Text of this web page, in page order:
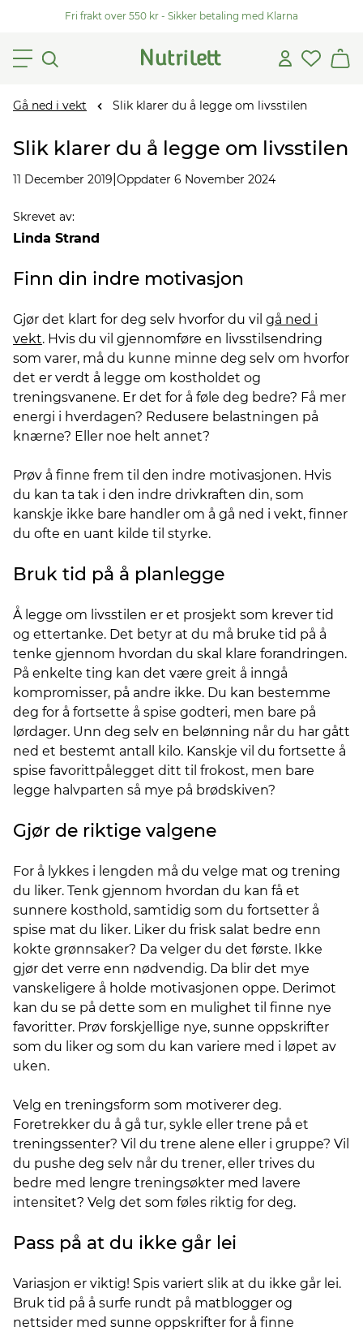
Fri frakt over 550 kr - Sikker betaling med Klarna
Gå ned i vekt Slik klarer du å legge om livsstilen
Slik klarer du å legge om livsstilen
11 December 2019 Oppdater 6 November 2024
Skrevet av:
Linda Strand
Finn din indre motivasjon
Gjør det klart for deg selv hvorfor du vil gå ned i
vekt. Hvis du vil gjennomføre en livsstilsendring
som varer, må du kunne minne deg selv om hvorfor
det er verdt å legge om kostholdet og
treningsvanene. Er det for å føle deg bedre? Få mer
energi i hverdagen? Redusere belastningen på
knærne? Eller noe helt annet?
Prøv å finne frem til den indre motivasjonen. Hvis
du kan ta tak i den indre drivkraften din, som
kanskje ikke bare handler om å gå ned i vekt, finner
du ofte en uant kilde til styrke.
Bruk tid på å planlegge
Å legge om livsstilen er et prosjekt som krever tid
og ettertanke. Det betyr at du må bruke tid på å
tenke gjennom hvordan du skal klare forandringen.
På enkelte ting kan det være greit å inngå
kompromisser, på andre ikke. Du kan bestemme
deg for å fortsette å spise godteri, men bare på
lørdager. Unn deg selv en belønning når du har gått
ned et bestemt antall kilo. Kanskje vil du fortsette å
spise favorittpålegget ditt til frokost, men bare
legge halvparten så mye på brødskiven?
Gjør de riktige valgene
For å lykkes i lengden må du velge mat og trening
du liker. Tenk gjennom hvordan du kan få et
sunnere kosthold, samtidig som du fortsetter å
spise mat du liker. Liker du frisk salat bedre enn
kokte grønnsaker? Da velger du det første. Ikke
gjør det verre enn nødvendig. Da blir det mye
vanskeligere å holde motivasjonen oppe. Derimot
kan du se på dette som en mulighet til finne nye
favoritter. Prøv forskjellige nye, sunne oppskrifter
som du liker og som du kan variere med i løpet av
uken.
Velg en treningsform som motiverer deg.
Foretrekker du å gå tur, sykle eller trene på et
treningssenter? Vil du trene alene eller i gruppe? Vil
du pushe deg selv når du trener, eller trives du
bedre med lengre treningsøkter med lavere
intensitet? Velg det som føles riktig for deg.
Pass på at du ikke går lei
Variasjon er viktig! Spis variert slik at du ikke går lei.
Bruk tid på å surfe rundt på matblogger og
nettsider med sunne oppskrifter for å finne